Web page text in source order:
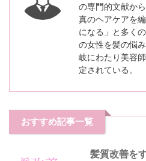
の専門的文献か
真のヘアケアを
になる」と多く
の女性を髪の悩
岐にわたり美容
定されている。
おすすめ記事一覧
髪質改善を